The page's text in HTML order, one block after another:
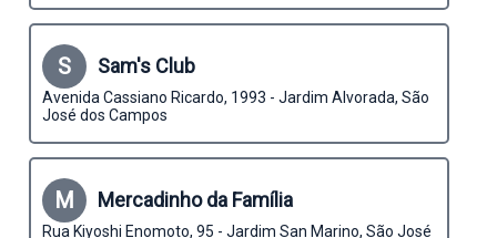
S Sam's Club
Avenida Cassiano Ricardo, 1993 - Jardim Alvorada, São
José dos Campos
M Mercadinho da Família
Rua Kiyoshi Enomoto, 95 - Jardim San Marino, São José